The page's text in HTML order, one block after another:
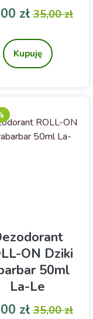
trawy cytrynowej
złCena
35,00 zł
Kupuję
ON Dziki
50ml
La-Le
złCena
35,00 zł